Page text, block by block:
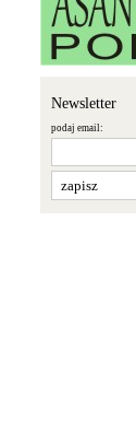
Newsletter
podaj email: